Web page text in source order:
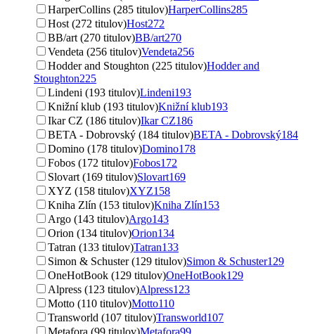
HarperCollins (285 titulov)HarperCollins285
Host (272 titulov)Host272
BB/art (270 titulov)BB/art270
Vendeta (256 titulov)Vendeta256
Hodder and Stoughton (225 titulov)Hodder and
Stoughton225
Lindeni (193 titulov)Lindeni193
Knižní klub (193 titulov)Knižní klub193
Ikar CZ (186 titulov)Ikar CZ186
BETA - Dobrovský (184 titulov)BETA - Dobrovský184
Domino (178 titulov)Domino178
Fobos (172 titulov)Fobos172
Slovart (169 titulov)Slovart169
XYZ (158 titulov)XYZ158
Kniha Zlín (153 titulov)Kniha Zlín153
Argo (143 titulov)Argo143
Orion (134 titulov)Orion134
Tatran (133 titulov)Tatran133
Simon & Schuster (129 titulov)Simon & Schuster129
OneHotBook (129 titulov)OneHotBook129
Alpress (123 titulov)Alpress123
Motto (110 titulov)Motto110
Transworld (107 titulov)Transworld107
Metafora (99 titulov)Metafora99